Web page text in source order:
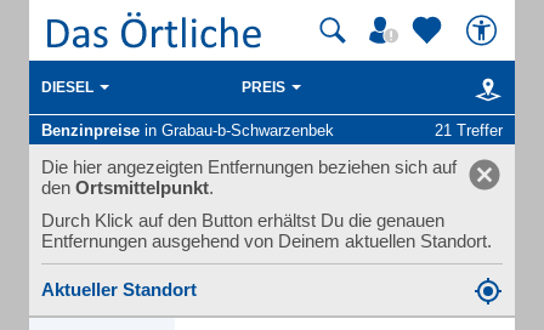
DIESEL PREIS
Benzinpreise in Grabau-b-Schwarzenbek 21 Treffer
Die hier angezeigten Entfernungen beziehen sich auf
den Ortsmittelpunkt.
Durch Klick auf den Button erhältst Du die genauen
Entfernungen ausgehend von Deinem aktuellen Standort.
Aktueller Standort